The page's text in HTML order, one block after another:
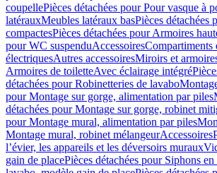
coupellePièces détachées pour Pour vasque à
latérauxMeubles latéraux basPièces détachées
compactesPièces détachées pour Armoires
pour WC suspenduAccessoiresCompartiments
électriquesAutres accessoiresMiroirs et
Armoires de toiletteAvec éclairage intégré
détachées pour Robinetteries de lavabo
pour Montage sur gorge, alimentation par piles
détachées pour Montage sur gorge, robinet
pour Montage mural, alimentation par piles
Montage mural, robinet mélangeurAccessoires
l’évier, les appareils et les déversoirs muraux
gain de placePièces détachées pour Siphons